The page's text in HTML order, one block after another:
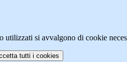
utilizzati si avvalgono di cookie
tutti i cookies